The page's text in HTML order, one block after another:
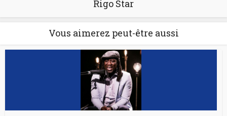
Rigo Star
Vous aimerez peut-être aussi